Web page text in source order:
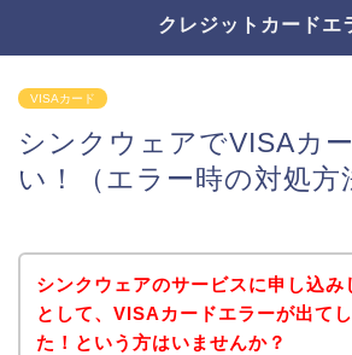
クレジットカードエ
VISAカード
シンクウェアでVISAカ
い！（エラー時の対処方
シンクウェアのサービスに申し込み
として、VISAカードエラーが出て
た！という方はいませんか？